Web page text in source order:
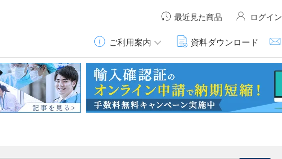
最近見た商品 ログイン
ご利用案内 資料ダウンロード